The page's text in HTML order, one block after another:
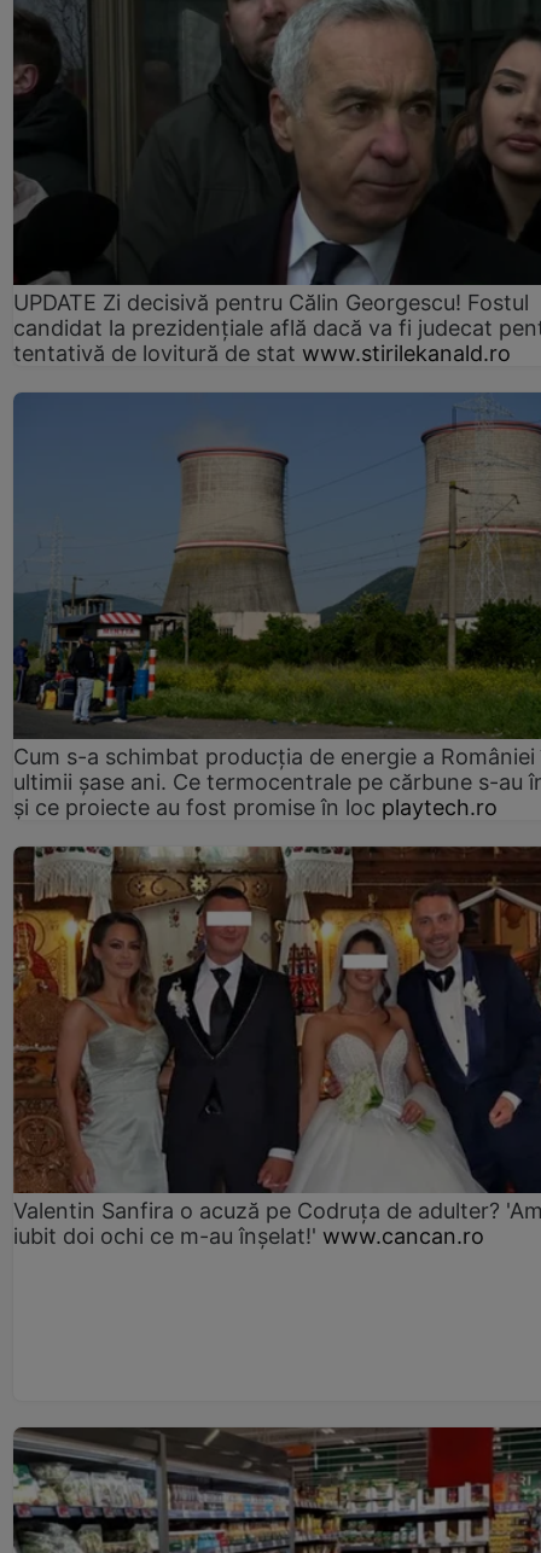
UPDATE Zi decisivă pentru Călin Georgescu! Fostul
candidat la prezidențiale află dacă va fi judecat
tentativă de lovitură de stat www.stirilekanald.ro
Cum s-a schimbat producția de energie a României
ultimii șase ani. Ce termocentrale pe cărbune s-au
și ce proiecte au fost promise în loc playtech.ro
Valentin Sanfira o acuză pe Codruța de adulter?
iubit doi ochi ce m-au înșelat!' www.cancan.ro